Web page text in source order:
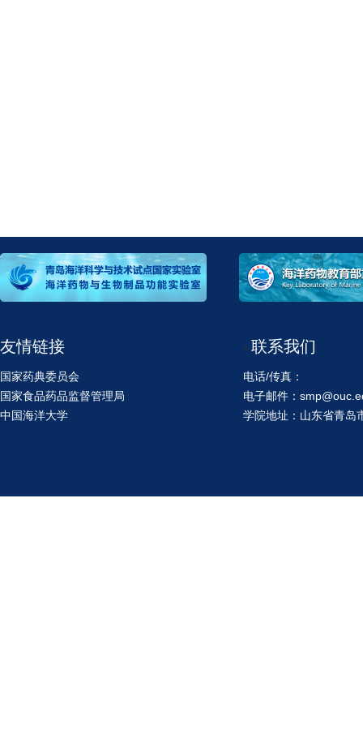
友情链接
国家药典委员会
国家食品药品监督管理局
中国海洋大学
> 联系我们
电话/传真：
电子邮件：
学院地址：山东省青岛